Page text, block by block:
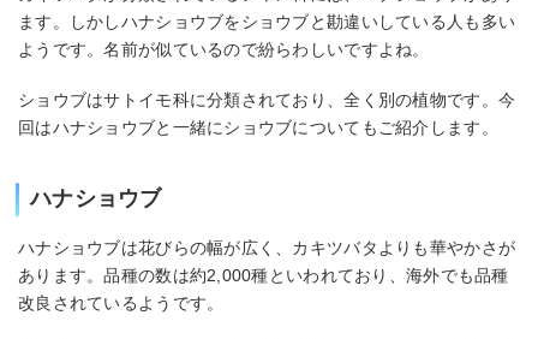
ます。しかしハナショウブをショウブと勘違いしている人も多い
ようです。名前が似ているので紛らわしいですよね。
ショウブはサトイモ科に分類されており、全く別の植物です。今
回はハナショウブと一緒にショウブについてもご紹介します。
ハナショウブ
ハナショウブは花びらの幅が広く、カキツバタよりも華やかさが
あります。品種の数は約2,000種といわれており、海外でも品種
改良されているようです。